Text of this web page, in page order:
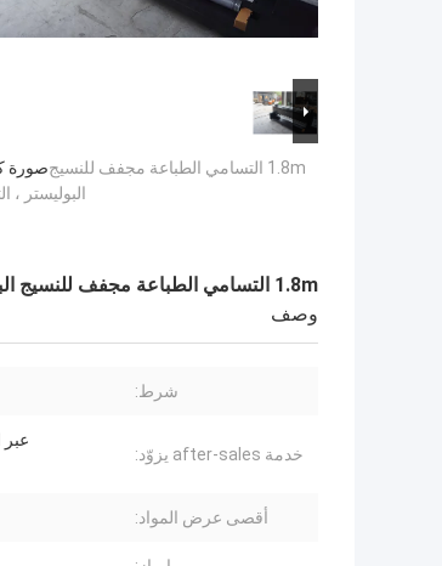
صورة1.8m التسامي الطباعة مجفف للنسيج
البوليستر ،
1.8m التسامي الطباعة مجفف للنسيج البوليستر ، التلقائي
وصف
شرط:
خدمة after-sales يزوّد:
عبر
أقصى عرض المواد: